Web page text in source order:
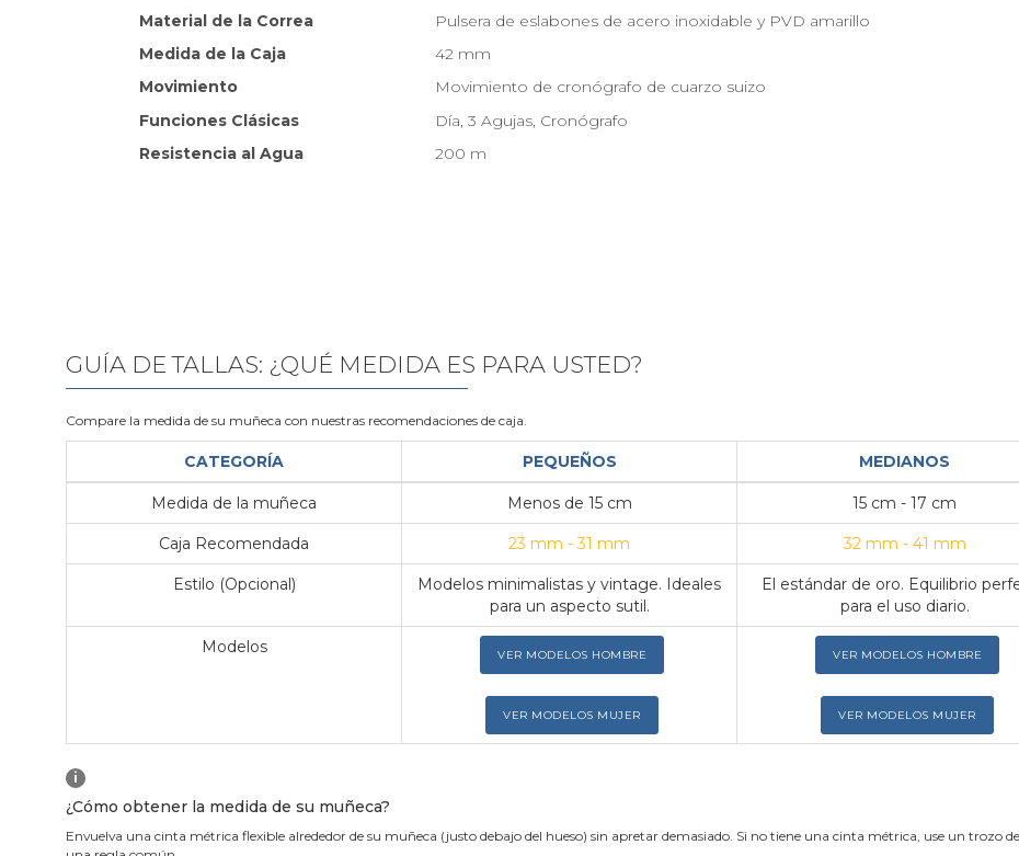
Material de la Correa
Pulsera de eslabones de acero inoxidable y PVD amarillo
Medida de la Caja
42 mm
Movimiento
Movimiento de cronógrafo de cuarzo suizo
Funciones Clásicas
Día, 3 Agujas, Cronógrafo
Resistencia al Agua
200 m
GUÍA DE TALLAS: ¿QUÉ MEDIDA ES PARA USTED?
Compare la medida de su muñeca con nuestras recomendaciones de caja.
CATEGORÍA PEQUEÑOS MEDIANOS
Medida de la muñeca Menos de 15 cm 15 cm - 17 cm
Caja Recomendada 23 mm - 31 mm 32 mm - 41 mm
Estilo (Opcional)
Modelos minimalistas y vintage. Ideales
para un aspecto sutil.
El estándar de oro. Equilibrio
para el uso diario.
Modelos VER MODELOS HOMBRE
VER MODELOS MUJER
VER MODELOS HOMBRE
VER MODELOS MUJER
i
¿Cómo obtener la medida de su muñeca?
Envuelva una cinta métrica flexible alrededor de su muñeca (justo debajo del hueso) sin apretar demasiado. Si no tiene una cinta métrica, use un trozo